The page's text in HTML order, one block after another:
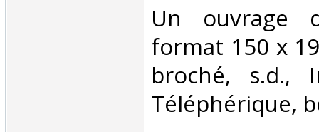
‎Un ouvrage
format 150 x
broché, s.d.,
Téléphérique,